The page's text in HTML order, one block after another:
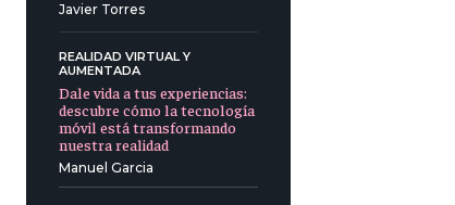
Javier Torres
REALIDAD VIRTUAL Y
AUMENTADA
Dale vida a tus experiencias:
descubre cómo la tecnología
móvil está transformando
nuestra realidad
Manuel Garcia